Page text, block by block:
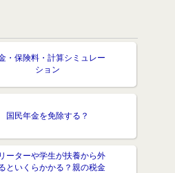
・保険料・計算シミュレー
ション
国民年金を免除する？
ーターや学生が扶養から外
といくらかかる？親の税金